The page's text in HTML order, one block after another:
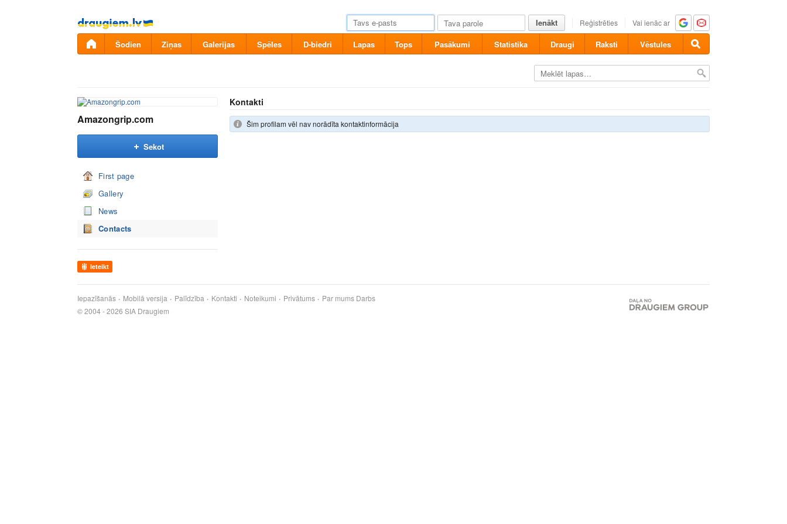
Pāriet
uz
saturu
Ienākt Reģistrēties Vai ienāc ar
Šodien Ziņas Galerijas Spēles D-biedri Lapas Tops Pasākumi Statistika Draugi Raksti Vēstules
Amazongrip.com
Sekot
First page
Gallery
News
Contacts
Ieteikt
Kontakti
Šim profilam vēl nav norādīta kontaktinformācija
Iepazīšanās Mobilā versija Palīdzība Kontakti Noteikumi Privātums Par mums Darbs
© 2004 - 2026 SIA Draugiem